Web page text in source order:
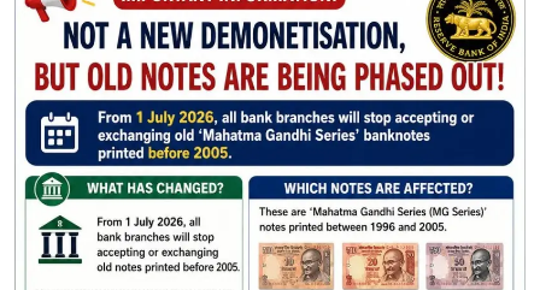
आरोग्य
खेळजगत
राजकीय
क्राईम
साहित्य